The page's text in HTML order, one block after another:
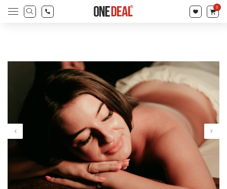
search
Products
search
0